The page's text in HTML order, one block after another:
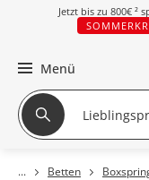
Jetzt bis zu 800€ ²
Menü
Betten